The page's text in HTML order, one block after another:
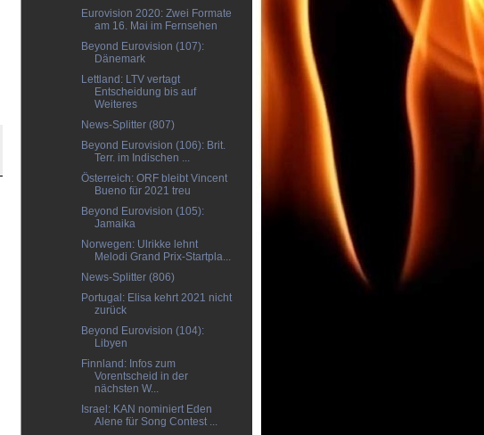
Eurovision 2020: Zwei Formate
am 16. Mai im Fernsehen
Beyond Eurovision (107):
Dänemark
Lettland: LTV vertagt
Entscheidung bis auf
Weiteres
News-Splitter (807)
Beyond Eurovision (106): Brit.
Terr. im Indischen ...
Österreich: ORF bleibt Vincent
Bueno für 2021 treu
Beyond Eurovision (105):
Jamaika
Norwegen: Ulrikke lehnt
Melodi Grand Prix-Startpla...
News-Splitter (806)
Portugal: Elisa kehrt 2021 nicht
zurück
Beyond Eurovision (104):
Libyen
Finnland: Infos zum
Vorentscheid in der
nächsten W...
Israel: KAN nominiert Eden
Alene für Song Contest ...